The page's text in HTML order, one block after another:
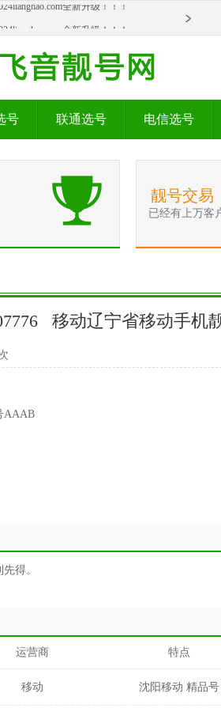
号 联通选号 电信选号
靓号交易
已经有上万客
移动辽宁省移动手机
AAAB
得。
运营商 特点
移动 沈阳移动 精品号